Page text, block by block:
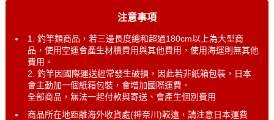
注意事項
1. 釣竿類商品，若三邊長度總和超過180cm以上為大型商
品，使用空運會產生材積費用與其他費用，使用海運則無其他
費用。
2. 釣竿因國際運送經常發生破損，因此若非紙箱包裝，日本
會主動加一個紙箱包裝，會增加國際運費。
全部商品，無法一起付款與寄送、會產生個別費用
商品所在地距離海外收貨處(神奈川)較遠，請注意日本運費